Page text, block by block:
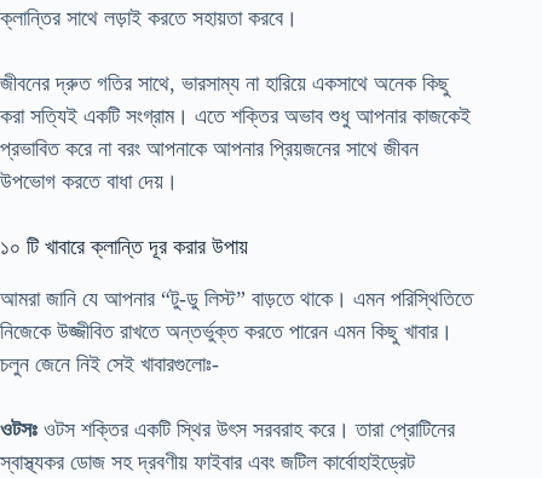
ক্লান্তির সাথে লড়াই করতে সহায়তা করবে।
জীবনের দ্রুত গতির সাথে, ভারসাম্য না হারিয়ে একসাথে অনেক কিছু
করা সত্যিই একটি সংগ্রাম। এতে শক্তির অভাব শুধু আপনার কাজকেই
প্রভাবিত করে না বরং আপনাকে আপনার প্রিয়জনের সাথে জীবন
উপভোগ করতে বাধা দেয়।
১০ টি খাবারে ক্লান্তি দূর করার উপায়
আমরা জানি যে আপনার “টু-ডু লিস্ট” বাড়তে থাকে। এমন পরিস্থিতিতে
নিজেকে উজ্জীবিত রাখতে অন্তর্ভুক্ত করতে পারেন এমন কিছু খাবার।
চলুন জেনে নিই সেই খাবারগুলোঃ-
ওটসঃ ওটস শক্তির একটি স্থির উৎস সরবরাহ করে। তারা প্রোটিনের
স্বাস্থ্যকর ডোজ সহ দ্রবণীয় ফাইবার এবং জটিল কার্বোহাইড্রেট